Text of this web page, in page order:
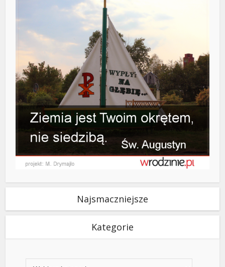
Najsmaczniejsze
Kategorie